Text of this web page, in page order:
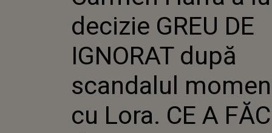
LORA. CE A FĂCUT A
DOAR
"VREAU
decizie GREU DE
IGNORAT după
scandalul
cu Lora. CE A